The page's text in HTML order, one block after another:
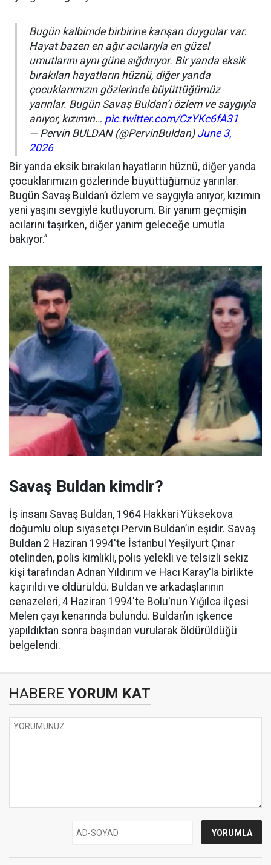
Bugün kalbimde birbirine karışan duygular var.
Hayat bazen en ağır acılarıyla en güzel
umutlarını aynı güne sığdırıyor. Bir yanda eksik
bırakılan hayatların hüznü, diğer yanda
çocuklarımızın gözlerinde büyüttüğümüz
yarınlar. Bugün Savaş Buldan’ı özlem ve saygıyla
anıyor, kızımın… pic.twitter.com/CzYKc6fA31
— Pervin BULDAN (@PervinBuldan) June 3,
2026
Bir yanda eksik bırakılan hayatların hüznü, diğer yanda
çocuklarımızın gözlerinde büyüttüğümüz yarınlar.
Bugün Savaş Buldan’ı özlem ve saygıyla anıyor, kızımın
yeni yaşını sevgiyle kutluyorum. Bir yanım geçmişin
acılarını taşırken, diğer yanım geleceğe umutla
bakıyor.”
Savaş Buldan kimdir?
İş insanı Savaş Buldan, 1964 Hakkari Yüksekova
doğumlu olup siyasetçi Pervin Buldan’ın eşidir. Savaş
Buldan 2 Haziran 1994'te İstanbul Yeşilyurt Çınar
otelinden, polis kimlikli, polis yelekli ve telsizli sekiz
kişi tarafından Adnan Yıldırım ve Hacı Karay'la birlikte
kaçırıldı ve öldürüldü. Buldan ve arkadaşlarının
cenazeleri, 4 Haziran 1994'te Bolu'nun Yığılca ilçesi
Melen çayı kenarında bulundu. Buldan’ın işkence
yapıldıktan sonra başından vurularak öldürüldüğü
belgelendi.
HABERE YORUM KAT